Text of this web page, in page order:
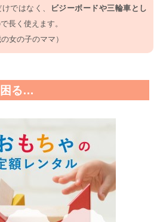
ではなく、
ビジーボードや三輪車とし
長く使えます。
の女の子のママ）
困る…